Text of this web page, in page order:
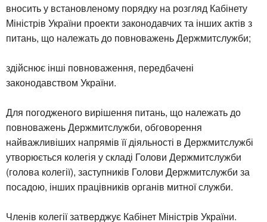
вносить у встановленому порядку на розгляд Кабінету
Міністрів України проекти законодавчих та інших актів з
питань, що належать до повноважень Держмитслужби;
здійснює інші повноваження, передбачені
законодавством України.
Для погодженого вирішення питань, що належать до
повноважень Держмитслужби, обговорення
найважливіших напрямів її діяльності в Держмитслужбі
утворюється колегія у складі Голови Держмитслужби
(голова колегії), заступників Голови Держмитслужби за
посадою, інших працівників органів митної служби.
Членів колегії затверджує Кабінет Міністрів України.